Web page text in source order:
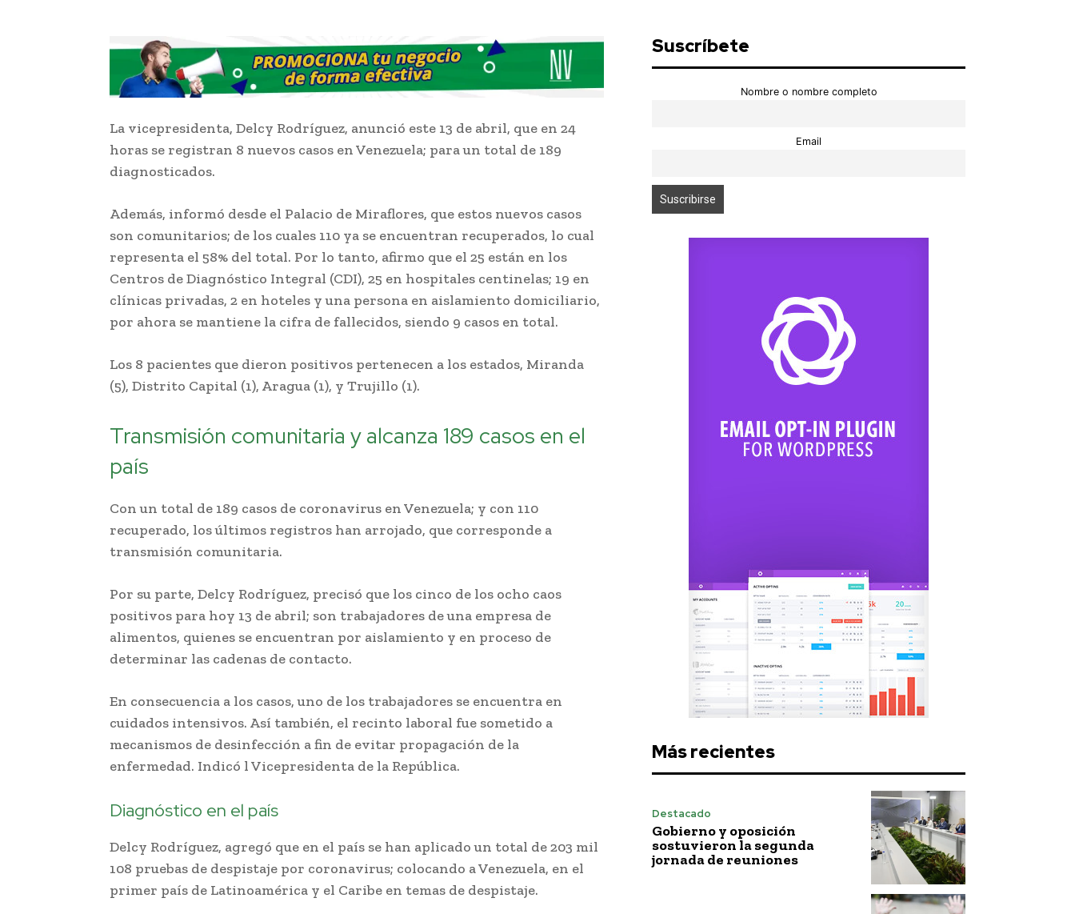
La vicepresidenta, Delcy Rodríguez, anunció este 13 de abril, que en 24
horas se registran 8 nuevos casos en Venezuela; para un total de 189
diagnosticados.
Además, informó desde el Palacio de Miraflores, que estos nuevos casos
son comunitarios; de los cuales 110 ya se encuentran recuperados, lo cual
representa el 58% del total. Por lo tanto, afirmo que el 25 están en los
Centros de Diagnóstico Integral (CDI), 25 en hospitales centinelas; 19 en
clínicas privadas, 2 en hoteles y una persona en aislamiento domiciliario,
por ahora se mantiene la cifra de fallecidos, siendo 9 casos en total.
Los 8 pacientes que dieron positivos pertenecen a los estados, Miranda
(5), Distrito Capital (1), Aragua (1), y Trujillo (1).
Transmisión comunitaria y alcanza 189 casos en el
país
Con un total de 189 casos de coronavirus en Venezuela; y con 110
recuperado, los últimos registros han arrojado, que corresponde a
transmisión comunitaria.
Por su parte, Delcy Rodríguez, precisó que los cinco de los ocho caos
positivos para hoy 13 de abril; son trabajadores de una empresa de
alimentos, quienes se encuentran por aislamiento y en proceso de
determinar las cadenas de contacto.
En consecuencia a los casos, uno de los trabajadores se encuentra en
cuidados intensivos. Así también, el recinto laboral fue sometido a
mecanismos de desinfección a fin de evitar propagación de la
enfermedad. Indicó l Vicepresidenta de la República.
Diagnóstico en el país
Delcy Rodríguez, agregó que en el país se han aplicado un total de 203 mil
108 pruebas de despistaje por coronavirus; colocando a Venezuela, en el
primer país de Latinoamérica y el Caribe en temas de despistaje.
Suscríbete
Nombre o nombre completo
Email
Más recientes
Destacado
Gobierno y oposición
sostuvieron la segunda
jornada de reuniones